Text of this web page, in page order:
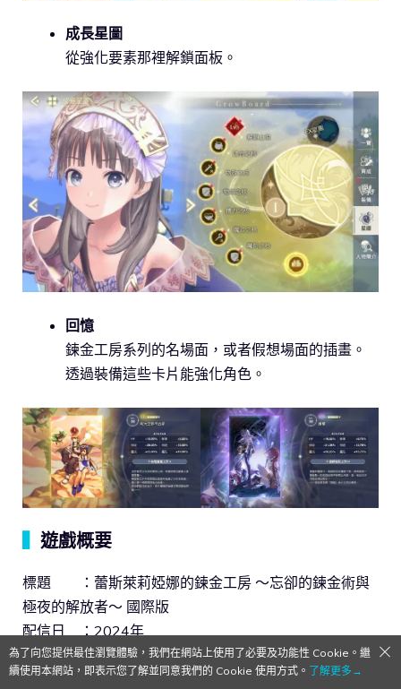
成長星圖
從強化要素那裡解鎖面板。
回憶
鍊金工房系列的名場面，或者假想場面的插畫。
透過裝備這些卡片能強化角色。
遊戲概要
標題 ：蕾斯萊莉婭娜的鍊金工房 ～忘卻的鍊金術與
極夜的解放者～ 國際版
配信日 ：2024年
遊戲類型：劇場感鍊金術RPG
對應平台：iOS / Android / PC(Steam®)
為了向您提供最佳瀏覽體驗，我們在網站上使用了必要及功能性 Cookie。繼
續使用本網站，即表示您了解並同意我們的 Cookie 使用方式。 了解更多→